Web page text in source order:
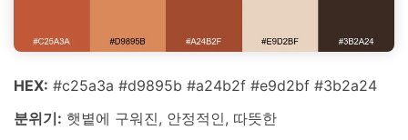
HEX: #c25a3a #d9895b #a24b2f #e9d2bf #3b2a24
분위기: 햇볕에 구워진, 안정적인, 따뜻한